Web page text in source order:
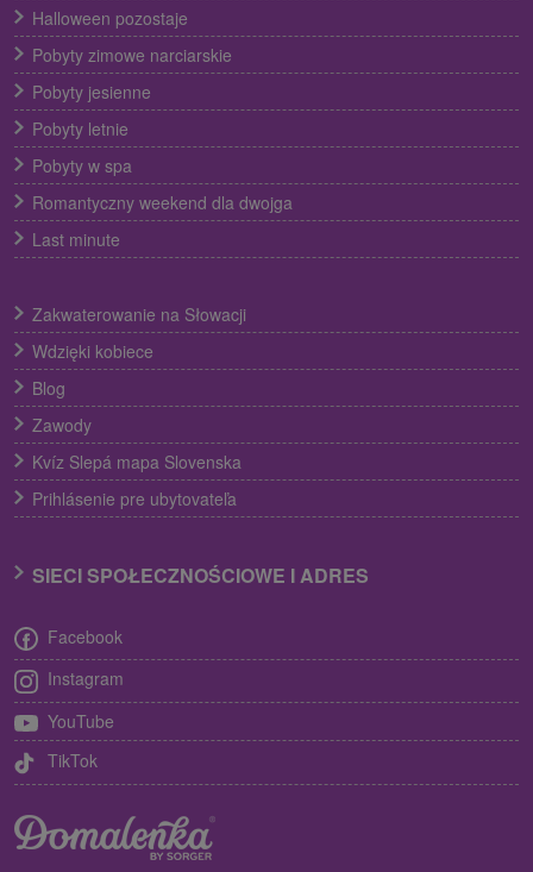
Halloween pozostaje
Pobyty zimowe narciarskie
Pobyty jesienne
Pobyty letnie
Pobyty w spa
Romantyczny weekend dla dwojga
Last minute
Zakwaterowanie na Słowacji
Wdzięki kobiece
Blog
Zawody
Kvíz Slepá mapa Slovenska
Prihlásenie pre ubytovateľa
SIECI SPOŁECZNOŚCIOWE I ADRES
Facebook
Instagram
YouTube
TikTok